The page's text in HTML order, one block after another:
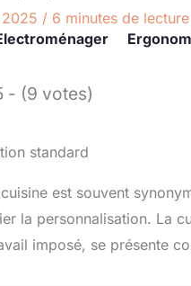
/ 6 minutes de lecture
- (9 votes)
est souvent
la personnalisation. La
imposé, se présente